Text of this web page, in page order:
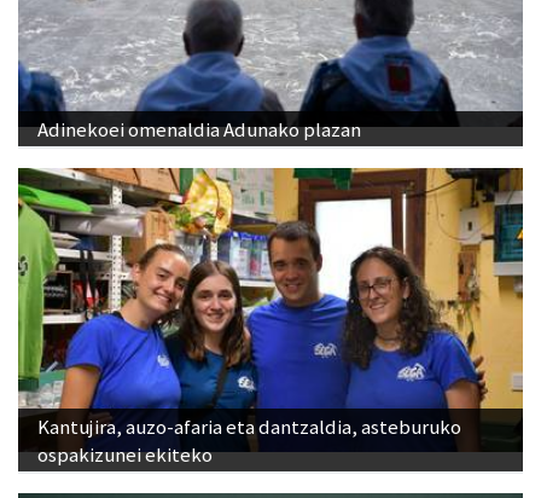
Adinekoei omenaldia Adunako plazan
Kantujira, auzo-afaria eta dantzaldia, asteburuko
ospakizunei ekiteko